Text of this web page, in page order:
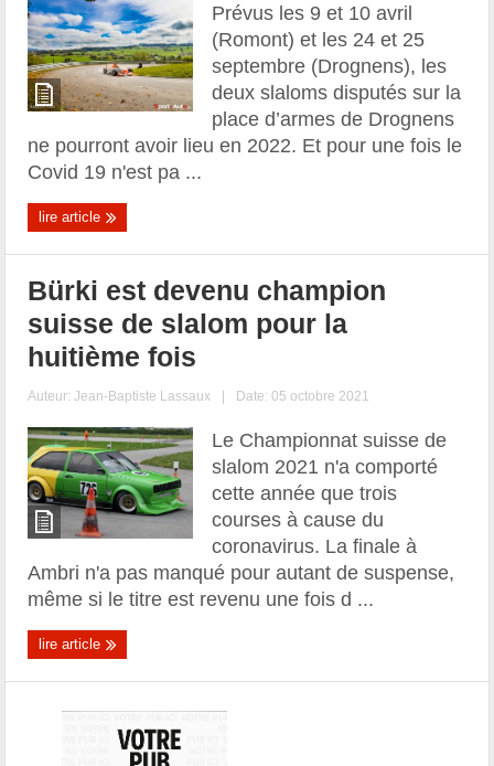
Prévus les 9 et 10 avril
(Romont) et les 24 et 25
septembre (Drognens), les
deux slaloms disputés sur la
place d’armes de Drognens
ne pourront avoir lieu en 2022. Et pour une fois le
Covid 19 n'est pa ...
lire article
Bürki est devenu champion
suisse de slalom pour la
huitième fois
Auteur:Jean-Baptiste Lassaux | Date: 05 octobre 2021
Le Championnat suisse de
slalom 2021 n'a comporté
cette année que trois
courses à cause du
coronavirus. La finale à
Ambri n'a pas manqué pour autant de suspense,
même si le titre est revenu une fois d ...
lire article